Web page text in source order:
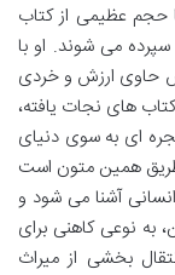
حجم عظیمی از کتاب
می شوند. او با
حاوی ارزش و خردی
های نجات یافته،
ای به سوی دنیای
طریق همین متون است
آشنا می شود و
به نوعی کاهنی برای
بخشی از میراث